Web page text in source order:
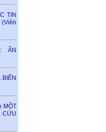
TIN
ẤN
BIỂN
MỘT